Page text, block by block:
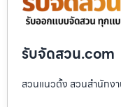
รับจัดสวน.com
สวนแนวตั้ง สวนสำนักง